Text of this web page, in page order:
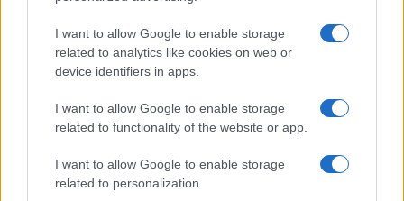
I want to allow Google to enable storage
related to analytics like cookies on web or
device identifiers in apps.
I want to allow Google to enable storage
related to functionality of the website or app.
I want to allow Google to enable storage
related to personalization.